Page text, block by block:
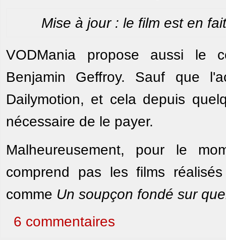
Mise à jour : le film est en
VODMania propose aussi le
Benjamin Geffroy. Sauf que
Dailymotion, et cela depuis
nécessaire de le payer.
Malheureusement, pour le
comprend pas les films
comme Un soupçon fondé sur
6 commentaires